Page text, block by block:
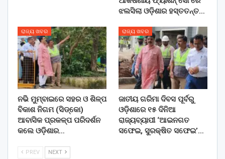
ଝଲସିଲା ଓଡ଼ିଶାର ହସ୍ତତନ୍ତ…
ରାଜ୍ୟ ଖବର
ନଭି ମୁମ୍ବାଇରେ ସହର ଓ ଶିଳ୍ପ
ବିକାଶ ନିଗମ (ସିଡ୍‌କୋ)
ଆବାସିକ ପ୍ରକଳ୍ପ ପରିଦର୍ଶନ
କଲେ ଓଡ଼ିଶାର…
ରାଜ୍ୟ ଖବର
ଜାତୀୟ ଗରିମା ଦିବସ ପୂର୍ବରୁ
ଓଡ଼ିଶାରେ ୧୫ ଦିନିଆ
ରାଜ୍ୟବ୍ୟାପୀ ‘ଆଇନଗତ
ସଫେଇ, ସୁରକ୍ଷିତ ସଫେଇ’…
PREV NEXT